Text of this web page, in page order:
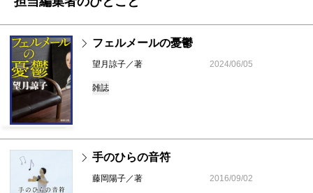
フェルメールの憂鬱
望月諒子／著 2024/06/05
雑誌
手のひらの音符
藤岡陽子／著 2016/09/02